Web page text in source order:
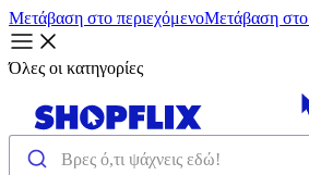
Μετάβαση στο περιεχόμενοΜετάβαση
Όλες οι κατηγορίες